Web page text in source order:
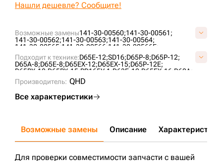
Возможные замены141-30-00560;141-30-00561;
141-30-00562;141-30-00563;141-30-00564;
141-30-00565;141-30-00566;141-30-00566E;
144-81-30050;
144-81-30051; 144-81-30052;
144-81-30053;144-81-30054;14X-30-00140;
14X-30-00141;14X-30-00142;14X-30-00143;
14X-30-15001;16Y-40-06000;
Подходит к технике:D65E-12;SD16;D65P-8;D65P-12;
D65A-8;D65E-8;D65EX-12;D65EX-15;D65P-12E;
D65PX-12;D65PX-15;PD165Y-1;D63E-12;D65EX-16;D60A;
TA1602;
ZD160;
Производитель: QHD
Все характеристики
Нашли дешевле? Сообщите!
Возможные замены Описание Характеристики
Для проверки совместимости запчасти с вашей